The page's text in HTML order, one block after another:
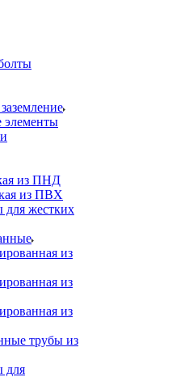
из ПНД
из ПВХ
для жестких
из
из
из
трубы из
для